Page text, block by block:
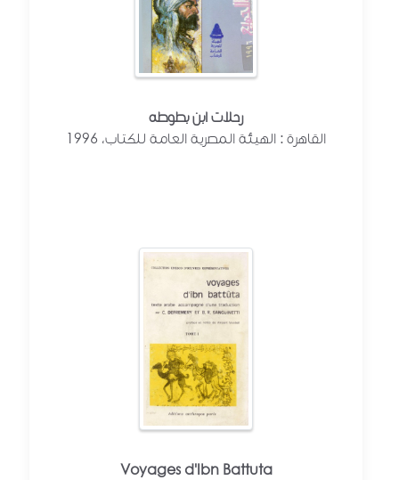
رحلات ابن بطوطه
القاهرة : الهيئة المصرية العامة للكتاب، 1996
Voyages d'Ibn Battuta